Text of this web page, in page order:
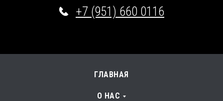
+7 (951) 660 0116
ГЛАВНАЯ
О НАС